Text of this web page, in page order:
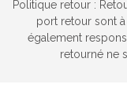
Politique retour :
port retour sont
également
retourné ne